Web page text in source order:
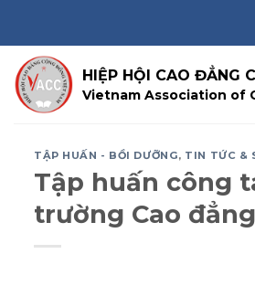
content
HIỆP HỘI CAO ĐẲNG
Vietnam Association of
TẬP HUẤN - BỒI DƯỠNG, TIN TỨC &
Tập huấn công
trường Cao